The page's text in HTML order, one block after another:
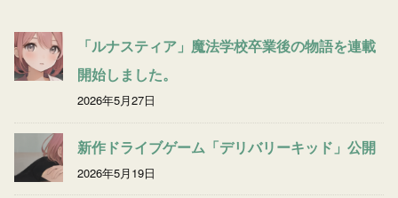
「ルナスティア」魔法学校卒業後の物語を連載
開始しました。
2026年5月27日
新作ドライブゲーム「デリバリーキッド」公開
2026年5月19日